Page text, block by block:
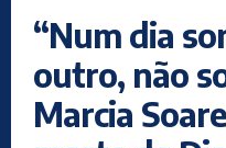
“Num dia
outro, não
Marcia